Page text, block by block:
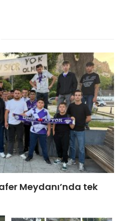
Meydanı’nda tek